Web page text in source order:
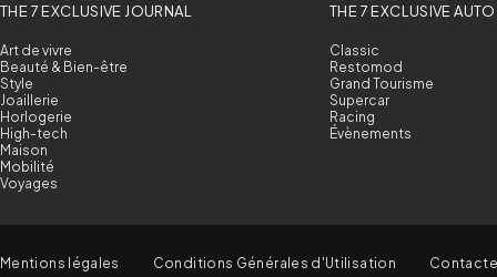
THE 7 EXCLUSIVE JOURNAL
Art de vivre
Beauté & Bien-être
Style
Joaillerie
Horlogerie
High-tech
Maison
Mobilité
Voyages
THE 7 EXCLUSIVE AUTO
Classic
Restomod
Grand Tourisme
Supercar
Racing
Évènements
Mentions légales Conditions Générales d'Utilisation